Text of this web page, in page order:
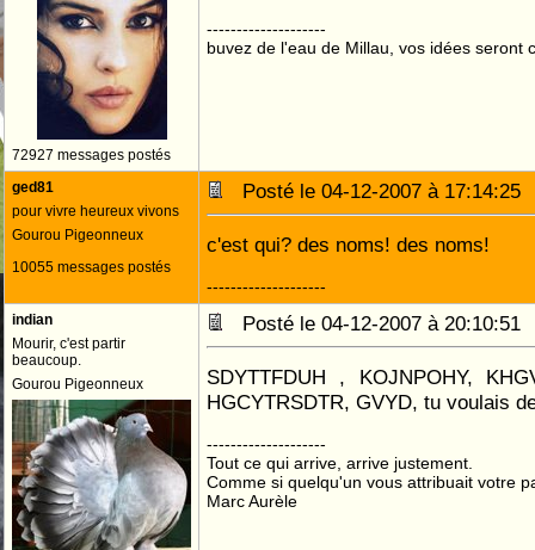
72927 messages postés
--------------------
buvez de l'eau de Millau, vos idées seront
ged81
pour vivre heureux vivons
Gourou Pigeonneux
10055 messages postés
Posté le 04-12-2007 à
c'est qui? des noms! des noms!
--------------------
indian
Mourir, c'est partir
beaucoup.
Gourou Pigeonneux
Posté le 04-12-2007 à
SDYTTFDUH , KOJNPOHY,
HGCYTRSDTR, GVYD, tu voulais
--------------------
Tout ce qui arrive, arrive justement.
Comme si quelqu'un vous attribuait votre
Marc Aurèle